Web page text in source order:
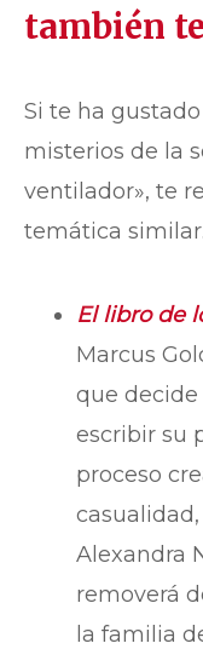
también
Si te ha
misterios de la
ventilador», te
temática similar.
El libro de
Marcus
que decide
escribir su
proceso
Alexandra
removerá
la familia